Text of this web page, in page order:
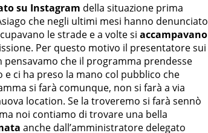
su Instagram della situazione prima
che negli ultimi mesi hanno denunciato
le strade e a volte si accampavano
Per questo motivo il presentatore sui
pensavamo che il programma prendesse
e ci ha preso la mano col pubblico che
si farà comunque, non si farà a via
location. Se la troveremo si farà sennò
noi contiamo di trovare una bella
anche dall’amministratore delegato